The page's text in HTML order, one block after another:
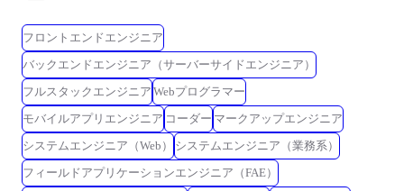
フロントエンドエンジニア
バックエンドエンジニア（サーバーサイドエンジニア）
フルスタックエンジニア Webプログラマー
モバイルアプリエンジニア コーダー マークアップエンジニア
システムエンジニア（Web）
システムエンジニア（業務系）
フィールドアプリケーションエンジニア（FAE）